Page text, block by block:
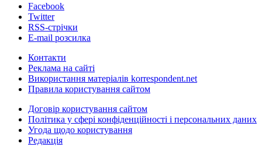
Facebook
Twitter
RSS-стрічки
E-mail розсилка
Контакти
Реклама на сайті
Використання матеріалів korrespondent.net
Правила користування сайтом
Договір користування сайтом
Політика у сфері конфіденційності і персональних даних
Угода щодо користування
Редакція